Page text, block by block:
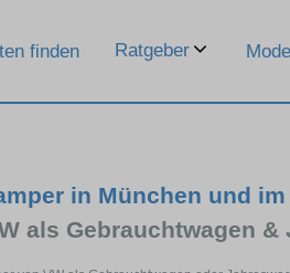
finden Ratgeber
in München und
als Gebrauchtwagen &